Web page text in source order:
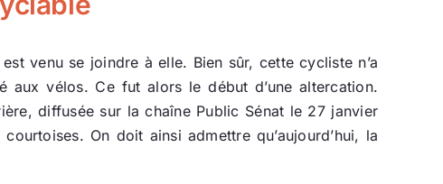
venu se joindre à elle. Bien sûr, cette cycliste n’a
aux vélos. Ce fut alors le début d’une altercation.
diffusée sur la chaîne Public Sénat le 27 janvier
On doit ainsi admettre qu’aujourd’hui, la